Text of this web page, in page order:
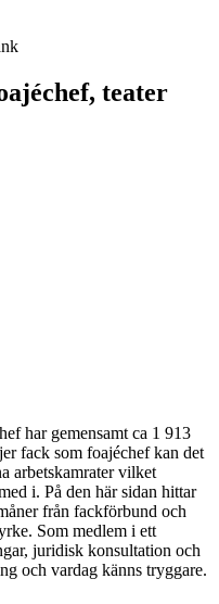
teater
har gemensamt ca 1 913
fack som foajéchef kan det
arbetskamrater vilket
i. På den här sidan hittar
från fackförbund och
Som medlem i ett
juridisk konsultation och
och vardag känns tryggare.